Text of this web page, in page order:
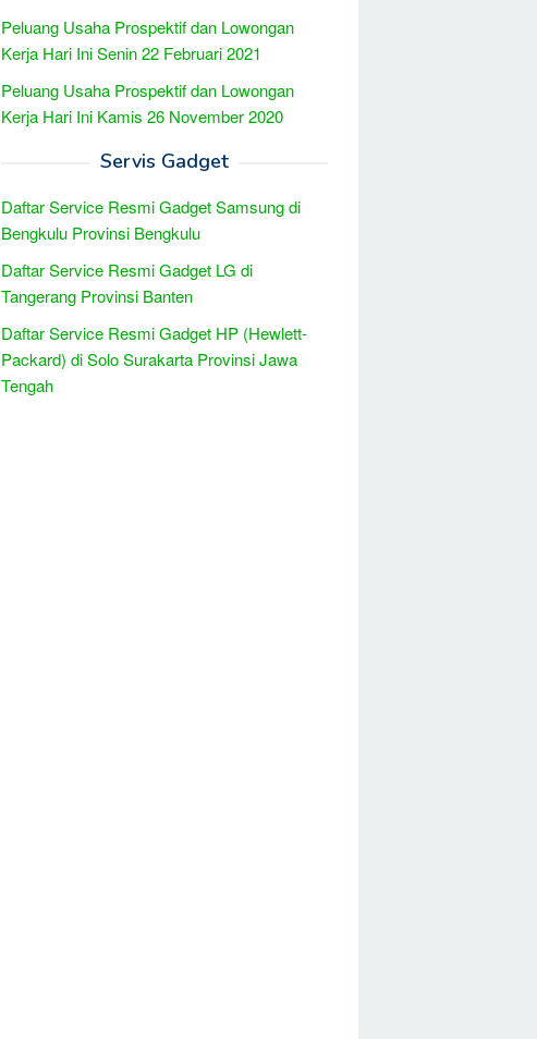
Peluang Usaha Prospektif dan Lowongan
Kerja Hari Ini Senin 22 Februari 2021
Peluang Usaha Prospektif dan Lowongan
Kerja Hari Ini Kamis 26 November 2020
Servis Gadget
Daftar Service Resmi Gadget Samsung di
Bengkulu Provinsi Bengkulu
Daftar Service Resmi Gadget LG di
Tangerang Provinsi Banten
Daftar Service Resmi Gadget HP (Hewlett-
Packard) di Solo Surakarta Provinsi Jawa
Tengah